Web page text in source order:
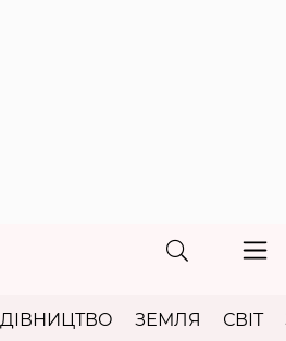
ЗЕМЛЯ СВІТ